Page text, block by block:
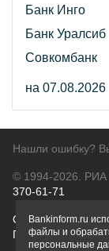
Банк Инго
Банк Уралсиб
Совкомбанк
на 07.08.2026
Нашли ошибку?
© 1994-2026. РИА
370-61-71
О проекте
Правовая
Bankinform.ru
файлы и
персональные